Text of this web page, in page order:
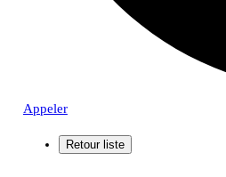
Appeler